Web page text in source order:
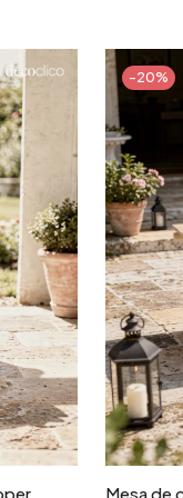
-20%
Mesa de